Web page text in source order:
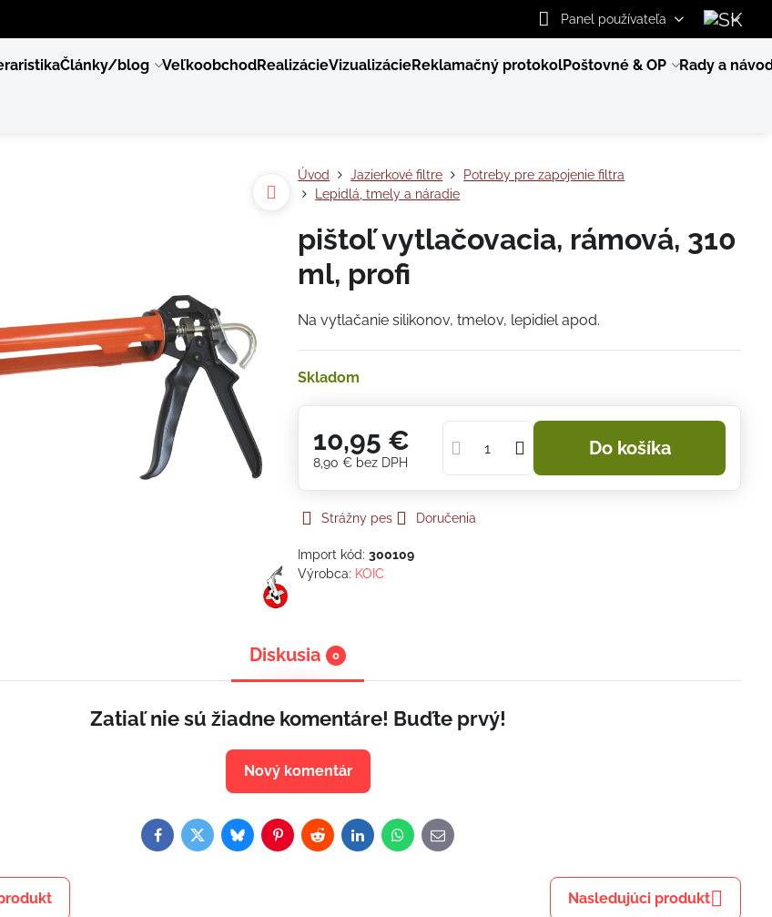
Panel používateľa
Články/blog VeľkoobchodRealizácieVizualizácieReklamačný protokolPoštovné & OP Rady a
Úvod Jazierkové filtre
Potreby pre zapojenie filtra
Lepidlá, tmely a náradie
pištoľ vytlačovacia, rámová, 310
ml, profi
Na vytlačanie silikonov, tmelov, lepidiel apod.
Skladom
10,95 €
8,90 € bez DPH
Do košíka
Strážny pes Doručenia
Import kód:300109
Výrobca: KOIC
Diskusia 0
Zatiaľ nie sú žiadne komentáre! Buďte prvý!
Nový komentár
Facebook
TwitterBlueskyPinterestRedditLinkedInWhatsApp
E-
mail
Nasledujúci produkt